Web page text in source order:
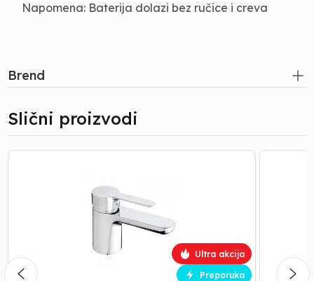
Napomena: Baterija dolazi bez ručice i creva
Brend
Slični proizvodi
Baterija
Up
Ultra akcija
Preporuka
Baterija
Pop